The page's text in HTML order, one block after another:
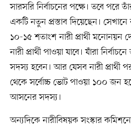
সারসরি নির্বাচনের পক্ষে। তবে পরে
একটি নতুন প্রস্তাব দিয়েছেন।
১০-১৫ শতাংশ নারী প্রার্থী
নারী প্রার্থী পাওয়া যাবে। যাঁরা
সদস্য হবেন। আর যেসব নারী প্রার্থী
থেকে সর্বোচ্চ ভোট পাওয়া ১০০ জন
আসনের সদস্য।
অন্যদিকে নারীবিষয়ক সংস্কার